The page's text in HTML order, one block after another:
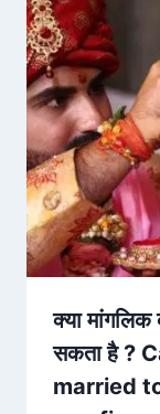
क्या मांगलिक
सकता है ?
married